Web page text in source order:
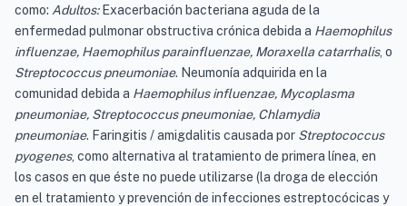
como: Adultos: Exacerbación bacteriana aguda de la
enfermedad pulmonar obstructiva crónica debida a Haemophilus
influenzae, Haemophilus parainfluenzae, Moraxella catarrhalis, o
Streptococcus pneumoniae. Neumonía adquirida en la
comunidad debida a Haemophilus influenzae, Mycoplasma
pneumoniae, Streptococcus pneumoniae, Chlamydia
pneumoniae. Faringitis / amigdalitis causada por Streptococcus
pyogenes, como alternativa al tratamiento de primera línea, en
los casos en que éste no puede utilizarse (la droga de elección
en el tratamiento y prevención de infecciones estreptocócicas y